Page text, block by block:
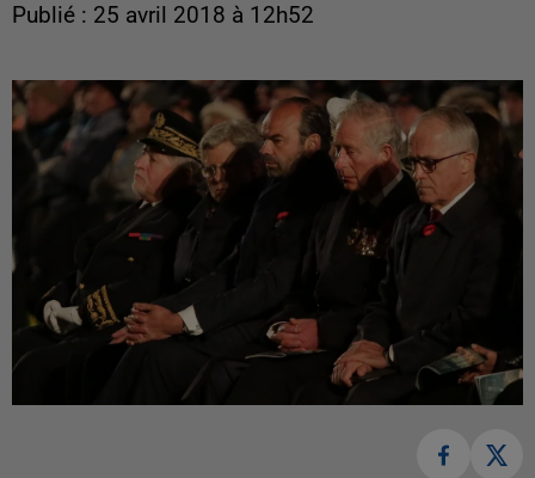
Publié : 25 avril 2018 à 12h52